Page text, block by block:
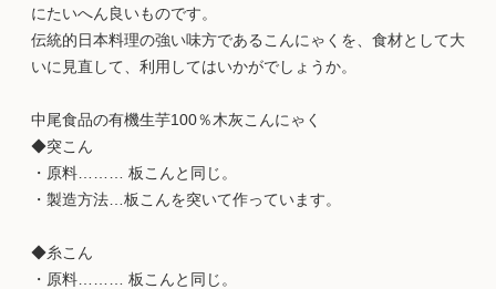
にたいへん良いものです。
伝統的日本料理の強い味方であるこんにゃくを、食材として大
いに見直して、利用してはいかがでしょうか。
中尾食品の有機生芋100％木灰こんにゃく
◆突こん
・原料……… 板こんと同じ。
・製造方法…板こんを突いて作っています。
◆糸こん
・原料……… 板こんと同じ。